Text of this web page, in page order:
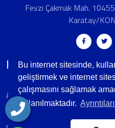
Bu internet sitesinde,
geliştirmek ve internet
çalışmasını sağlamak
kullanılmaktadır.
Fevzi Çakmak Mah.
Karatay/
Hızlı Menü
Anasayfa
Hakkımızda